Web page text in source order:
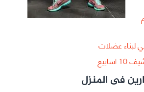
لبناء عضلات
فى المنزل